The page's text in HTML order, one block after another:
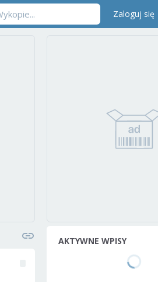
Zaloguj się
AKTYWNE WPISY